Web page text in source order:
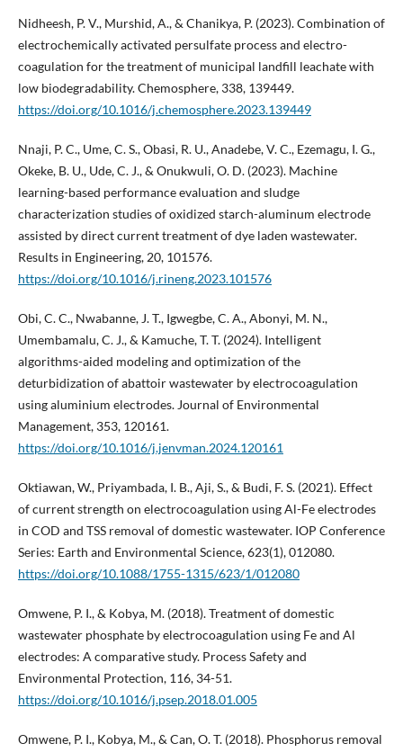
Nidheesh, P. V., Murshid, A., & Chanikya, P. (2023). Combination of
electrochemically activated persulfate process and electro-
coagulation for the treatment of municipal landfill leachate with
low biodegradability. Chemosphere, 338, 139449.
https://doi.org/10.1016/j.chemosphere.2023.139449
Nnaji, P. C., Ume, C. S., Obasi, R. U., Anadebe, V. C., Ezemagu, I. G.,
Okeke, B. U., Ude, C. J., & Onukwuli, O. D. (2023). Machine
learning-based performance evaluation and sludge
characterization studies of oxidized starch-aluminum electrode
assisted by direct current treatment of dye laden wastewater.
Results in Engineering, 20, 101576.
https://doi.org/10.1016/j.rineng.2023.101576
Obi, C. C., Nwabanne, J. T., Igwegbe, C. A., Abonyi, M. N.,
Umembamalu, C. J., & Kamuche, T. T. (2024). Intelligent
algorithms-aided modeling and optimization of the
deturbidization of abattoir wastewater by electrocoagulation
using aluminium electrodes. Journal of Environmental
Management, 353, 120161.
https://doi.org/10.1016/j.jenvman.2024.120161
Oktiawan, W., Priyambada, I. B., Aji, S., & Budi, F. S. (2021). Effect
of current strength on electrocoagulation using Al-Fe electrodes
in COD and TSS removal of domestic wastewater. IOP Conference
Series: Earth and Environmental Science, 623(1), 012080.
https://doi.org/10.1088/1755-1315/623/1/012080
Omwene, P. I., & Kobya, M. (2018). Treatment of domestic
wastewater phosphate by electrocoagulation using Fe and Al
electrodes: A comparative study. Process Safety and
Environmental Protection, 116, 34-51.
https://doi.org/10.1016/j.psep.2018.01.005
Omwene, P. I., Kobya, M., & Can, O. T. (2018). Phosphorus removal